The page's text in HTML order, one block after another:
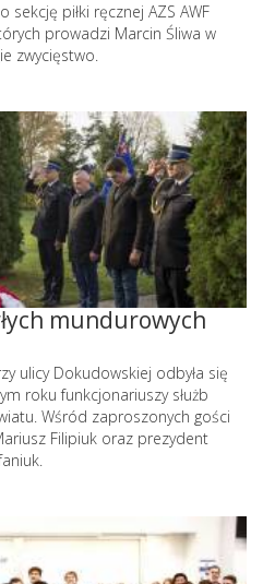
piłki ręcznej AZS AWF
prowadzi Marcin Śliwa w
zwycięstwo.
mundurowych
ulicy Dokudowskiej odbyła się
roku funkcjonariuszy służb
Wśród zaproszonych gości
Filipiuk oraz prezydent